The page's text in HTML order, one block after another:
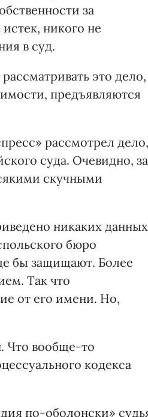
за
никого не
в суд.
это дело,
предъявляются
рассмотрел дело,
суда. Очевидно, за
скучными
никаких данных
бюро
бы защищают. Более
Так что
от его имени. Но,
Что вообще-то
кодекса
по-оболонски»